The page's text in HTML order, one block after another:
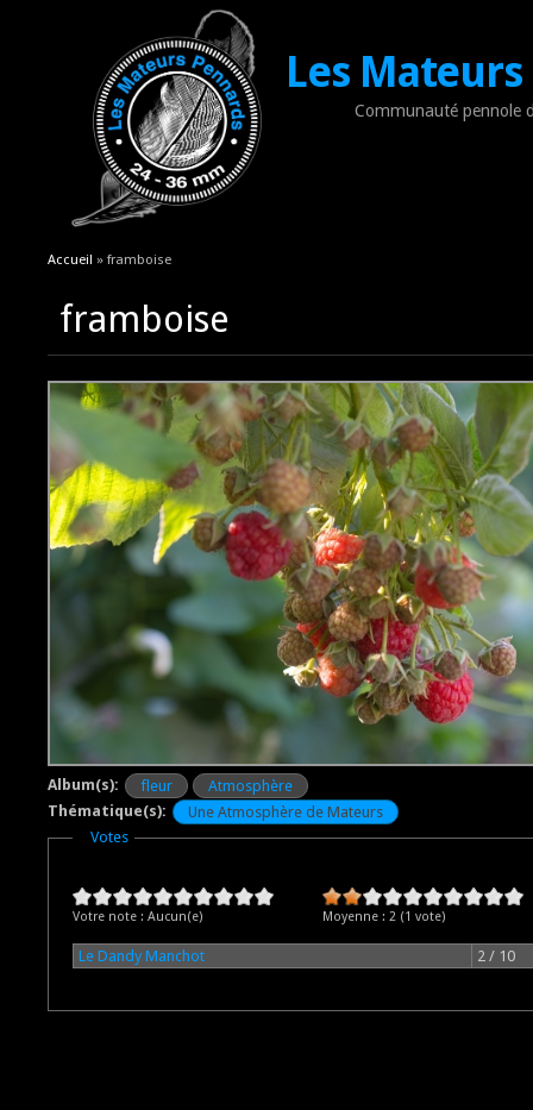
Les
Communauté pennole
Vous êtes ici
Accueil » framboise
framboise
Album(s): fleur
Atmosphère
Thématique(s):
Une Atmosphère de Mateurs
Masquer
Votes
Votre note : Aucun(e) Moyenne : 2 (1 vote)
Le Dandy Manchot 2 / 10